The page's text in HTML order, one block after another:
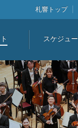
札響トップ
スケジュ